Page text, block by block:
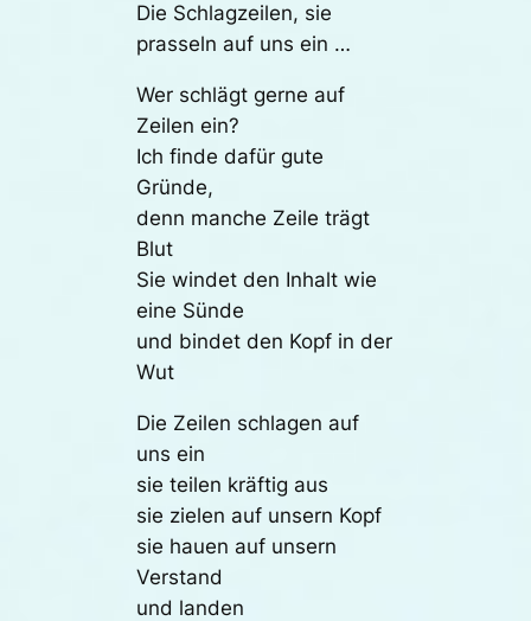
Die Schlagzeilen, sie
prasseln auf uns ein …
Wer schlägt gerne auf
Zeilen ein?
Ich finde dafür gute
Gründe,
denn manche Zeile trägt
Blut
Sie windet den Inhalt wie
eine Sünde
und bindet den Kopf in der
Wut
Die Zeilen schlagen auf
uns ein
sie teilen kräftig aus
sie zielen auf unsern Kopf
sie hauen auf unsern
Verstand
und landen